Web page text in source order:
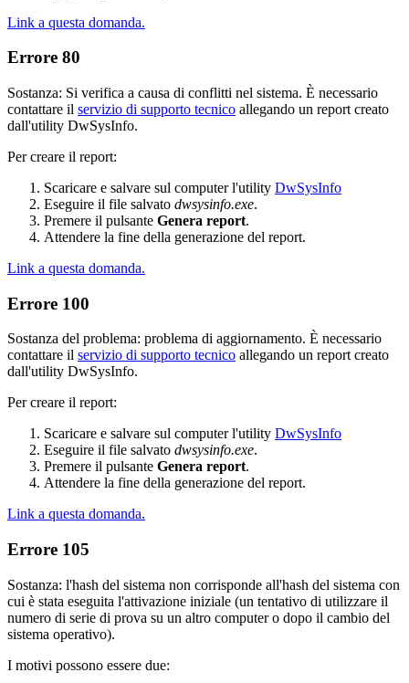
Link a questa domanda.
Errore 80
Sostanza: Si verifica a causa di conflitti nel sistema. È necessario
contattare il servizio di supporto tecnico allegando un report creato
dall'utility DwSysInfo.
Per creare il report:
Scaricare e salvare sul computer l'utility DwSysInfo
Eseguire il file salvato dwsysinfo.exe.
Premere il pulsante Genera report.
Attendere la fine della generazione del report.
Link a questa domanda.
Errore 100
Sostanza del problema: problema di aggiornamento. È necessario
contattare il servizio di supporto tecnico allegando un report creato
dall'utility DwSysInfo.
Per creare il report:
Scaricare e salvare sul computer l'utility DwSysInfo
Eseguire il file salvato dwsysinfo.exe.
Premere il pulsante Genera report.
Attendere la fine della generazione del report.
Link a questa domanda.
Errore 105
Sostanza: l'hash del sistema non corrisponde all'hash del sistema con
cui è stata eseguita l'attivazione iniziale (un tentativo di utilizzare il
numero di serie di prova su un altro computer o dopo il cambio del
sistema operativo).
I motivi possono essere due: